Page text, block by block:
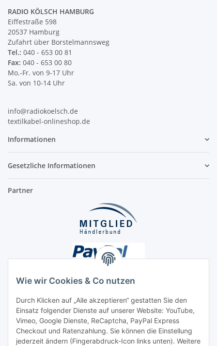
Wie wir Cookies & Co nutzen
Durch Klicken auf „Alle akzeptieren“ gestatten Sie den
Einsatz folgender Dienste auf unserer Website: YouTube,
Vimeo, Google Dienste, ReCaptcha, PayPal Express
Checkout und Ratenzahlung. Sie können die Einstellung
jederzeit ändern (Fingerabdruck-Icon links unten). Weitere
RADIO KÖLSCH HAMBURG
Eiffestraße 598
20537 Hamburg
Zufahrt über Borstelmannsweg
Tel.: 040 - 653 00 81
Fax: 040 - 653 00 80
Mo.-Fr. von 9-17 Uhr
Sa. von 10-14 Uhr
info@radiokoelsch.de
textilkabel-onlineshop.de
Informationen
Gesetzliche Informationen
Partner
Unsere Seiten
Social Media